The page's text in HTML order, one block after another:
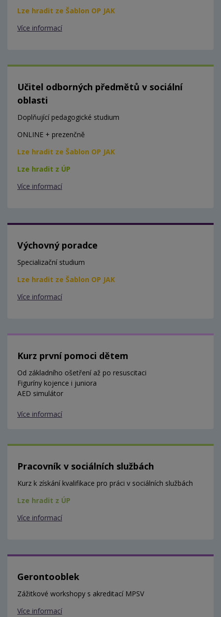
Lze hradit ze Šablon OP JAK
Více informací
Učitel odborných předmětů v sociální
oblasti
Doplňující pedagogické studium
ONLINE + prezenčně
Lze hradit ze Šablon OP JAK
Lze hradit z ÚP
Více informací
Výchovný poradce
Specializační studium
Lze hradit ze Šablon OP JAK
Více informací
Kurz první pomoci dětem
Od základního ošetření až po resuscitaci
Figuríny kojence i juniora
AED simulátor
Více informací
Pracovník v sociálních službách
Kurz k získání kvalifikace pro práci v sociálních službách
Lze hradit z ÚP
Více informací
Gerontooblek
Zážitkové workshopy s akreditací MPSV
Více informací